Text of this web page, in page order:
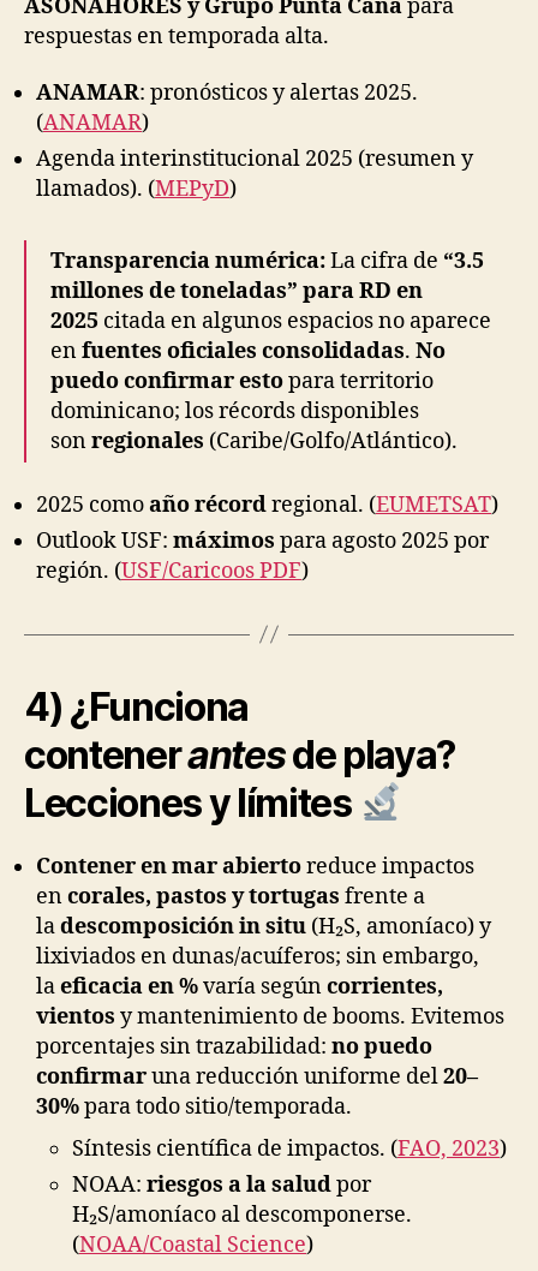
ASONAHORES y Grupo Punta Canapara
respuestas en temporada alta.
ANAMAR: pronósticos y alertas 2025.
(ANAMAR)
Agenda interinstitucional 2025 (resumen y
llamados). (MEPyD)
Transparencia numérica:La cifra de “3.5
millones de toneladas” para RD en
2025 citada en algunos espacios no aparece
enfuentes oficiales consolidadas. No
puedo confirmar estopara territorio
dominicano; los récords disponibles
sonregionales (Caribe/Golfo/Atlántico).
2025 comoaño récordregional. (EUMETSAT)
Outlook USF: máximos para agosto 2025 por
región. (USF/Caricoos PDF)
4) ¿Funciona
contenerantesde playa?
Lecciones y límites
Contener en mar abiertoreduce impactos
encorales, pastos y tortugas frente a
ladescomposición in situ (H₂S, amoníaco) y
lixiviados en dunas/acuíferos; sin embargo,
laeficacia en %varía segúncorrientes,
vientos y mantenimiento de booms. Evitemos
porcentajes sin trazabilidad: no puedo
confirmaruna reducción uniforme del20–
30%para todo sitio/temporada.
Síntesis científica de impactos. (FAO, 2023)
NOAA: riesgos a la saludpor
H₂S/amoníaco al descomponerse.
(NOAA/Coastal Science)